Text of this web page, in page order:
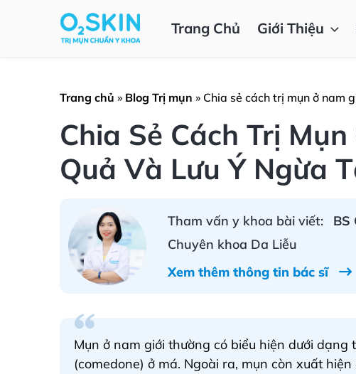
Trang Chủ Giới Thiệu
Trang chủ » Blog Trị mụn » Chia sẻ cách trị mụn ở nam
Chia Sẻ Cách Trị
Quả Và Lưu Ý Ngừa
Tham vấn y khoa bài viết:
BS
Chuyên khoa Da Liễu
Xem thêm thông tin bác sĩ
Mụn ở nam giới thường có biểu hiện dưới
(comedone) ở má. Ngoài ra, mụn còn xuất